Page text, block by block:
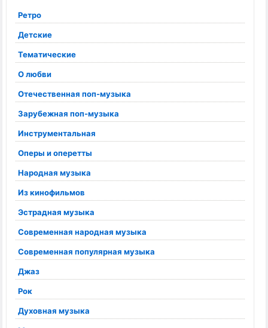
Ретро
Детские
Тематические
О любви
Отечественная поп-музыка
Зарубежная поп-музыка
Инструментальная
Оперы и оперетты
Народная музыка
Из кинофильмов
Эстрадная музыка
Современная народная музыка
Современная популярная музыка
Джаз
Рок
Духовная музыка